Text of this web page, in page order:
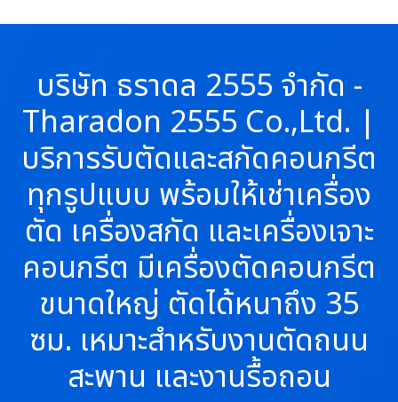
บริษัท ธราดล 2555 จำกัด -
Tharadon 2555 Co.,Ltd. |
บริการรับตัดและสกัดคอนกรีต
ทุกรูปแบบ พร้อมให้เช่าเครื่อง
ตัด เครื่องสกัด และเครื่องเจาะ
คอนกรีต มีเครื่องตัดคอนกรีต
ขนาดใหญ่ ตัดได้หนาถึง 35
ซม. เหมาะสำหรับงานตัดถนน
สะพาน และงานรื้อถอน